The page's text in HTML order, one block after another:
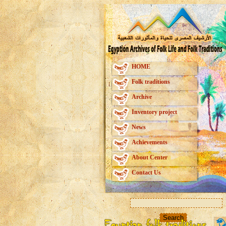
HOME
Folk traditions
Archive
Inventory project
News
Achievements
About Center
Contact Us